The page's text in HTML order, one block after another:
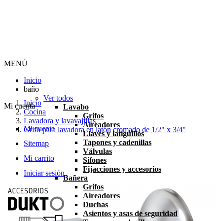
Mi cuenta
Mi cuenta
Sitemap
Mi carrito
Iniciar sesión
MENÚ
Inicio
baño
Ver todos
Lavabo
Grifos
Aireadores
Llaves y latiguillos
Tapones y cadenillas
Válvulas
Sifones
Fijacciones y accesorios
Bañera
Grifos
Aireadores
Duchas
Asientos y asas de seguridad
Inicio
Cocina
Lavadora y lavavajillas
Grifo para lavadora en latón cromado de 1/2" x 3/4"